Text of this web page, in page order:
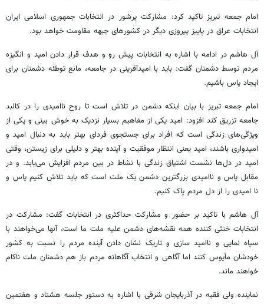
امام جمعه تبریز تاکید کرد: مشارکت پرشور در انتخابات جمهوری اسلامی ایران
انتخابات عراق در پاییز پیروزی دیگر در کشورهای جبهه مقاومت خواهد بود.
آل هاشم در ادامه با اشاره به انتخابات پیش رو و هدف قرار دادن امید و انگیزه
مردم توسط دشمنان گفت: باید با امیدآفرینی در جامعه، مانع توطئه دشمنان برای
ایجاد یاس باشیم.
امام جمعه تبریز با بیان اینکه دشمن در تلاش است تا روح ناامیدی را در کالبد
جامعه تزریق کند افزود: امید یکی از مفاهیم بسیار نزدیک به خوش بینی و یکی از
ویژگی‌های زندگی است که افراد برای جستجوی فردای بهتر باید به دنبال امید و
امیدواری باشند، امید یعنی انتظار موفقیت و آینده بهتر و دلیلی برای زیستن، وقتی
امید در دل‌ها نشست اشتیاق زندگی با نشاط در بین مردم افزایش می‌یابد. و در
مقابل یاس و ناامیدی بزرگترین دشمن یک ملت است که باید تلاش کنیم یاس و
نا امیدی را از دل مردم پاک کنیم.
آل هاشم با تاکید بر حضور و مشارکت حداکثری در انتخابات گفت: مشارکت در
انتخابات خنثی کننده همه نقشه‌های دشمن علیه ملت ما است، آنها می‌خواهند با
سیاه نمایی و ناامید سازی و تاریک نشان دادن آینده مردم را نسبت به کشور
خودشان مأیوس کنند اما آگاهی و انتخاب آگاهانه مردم باز هم دشمنان ملت ناکام
خواهند ماند.
نماینده ولی فقیه در آذربایجان شرقی با اشاره به دستور جلسه هشتاد و هفتمین